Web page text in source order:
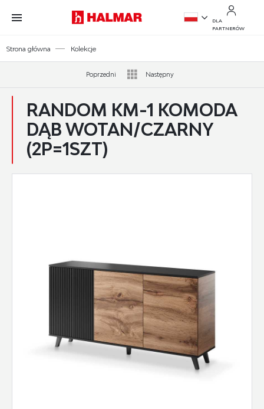
Przejdź do treści.
Przejdź do menu.
Przejdź do wyszukiwarki.
DLA
PARTNERÓW
Strona główna Kolekcje
Poprzedni Następny
RANDOM KM-1 KOMODA
DĄB WOTAN/CZARNY
(2P=1SZT)